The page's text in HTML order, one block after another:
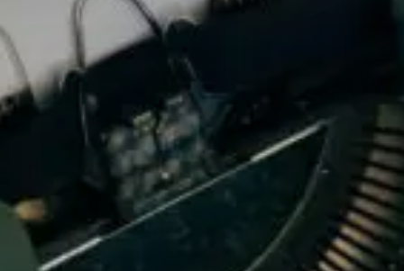
Fiscalité & report d’imposition
IP Box pour rentabiliser vos idées
Business plan, modélisation financière
Master Classes & Ateliers
Adossement industriel
Recherche de licenciés
Transfert de technologie